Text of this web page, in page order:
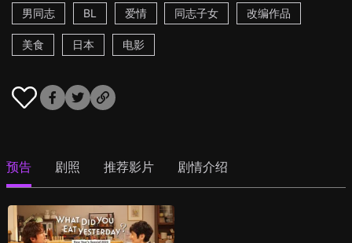
男同志
BL 爱情 同志子女 改编作品
美食 日本 电影
预告 剧照 推荐影片 剧情介绍